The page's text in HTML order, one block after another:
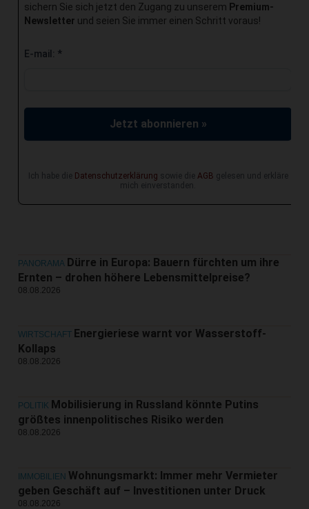
sichern Sie sich jetzt den Zugang zu unserem Premium-
Newsletter und seien Sie immer einen Schritt voraus!
E-mail: *
Jetzt abonnieren »
Ich habe die Datenschutzerklärung sowie die AGB gelesen und erkläre
mich einverstanden.
PANORAMA Dürre in Europa: Bauern fürchten um ihre
Ernten – drohen höhere Lebensmittelpreise?
08.08.2026
WIRTSCHAFT Energieriese warnt vor Wasserstoff-
Kollaps
08.08.2026
POLITIK Mobilisierung in Russland könnte Putins
größtes innenpolitisches Risiko werden
08.08.2026
IMMOBILIEN Wohnungsmarkt: Immer mehr Vermieter
geben Geschäft auf – Investitionen unter Druck
08.08.2026